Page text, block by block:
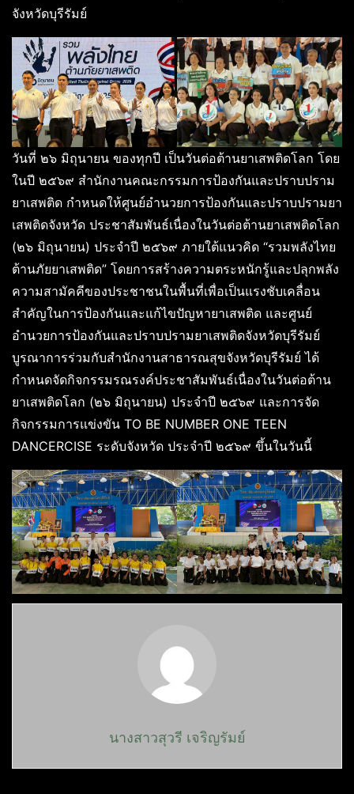
จังหวัดบุรีรัมย์
วันที่ ๒๖ มิถุนายน ของทุกปี เป็นวันต่อต้านยาเสพติดโลก โดย
ในปี ๒๕๖๙ สำนักงานคณะกรรมการป้องกันและปราบปราม
ยาเสพติด กำหนดให้ศูนย์อำนวยการป้องกันและปราบปรามยา
เสพติดจังหวัด ประชาสัมพันธ์เนื่องในวันต่อต้านยาเสพติดโลก
(๒๖ มิถุนายน) ประจำปี ๒๕๖๙ ภายใต้แนวคิด “รวมพลังไทย
ต้านภัยยาเสพติด” โดยการสร้างความตระหนักรู้และปลุกพลัง
ความสามัคคีของประชาชนในพื้นที่เพื่อเป็นแรงชับเคลื่อน
สำคัญในการป้องกันและแก้ไขปัญหายาเสพติด และศูนย์
อำนวยการป้องกันและปราบปรามยาเสพติดจังหวัดบุรีรัมย์
บูรณาการร่วมกับสำนักงานสาธารณสุขจังหวัดบุรีรัมย์ ได้
กำหนดจัดกิจกรรมรณรงค์ประชาสัมพันธ์เนื่องในวันต่อต้าน
ยาเสพติดโลก (๒๖ มิถุนายน) ประจำปี ๒๕๖๙ และการจัด
กิจกรรมการแข่งขัน TO BE NUMBER ONE TEEN
DANCERCISE ระดับจังหวัด ประจำปี ๒๕๖๙ ขึ้นในวันนี้
นางสาวสุวรี เจริญรัมย์